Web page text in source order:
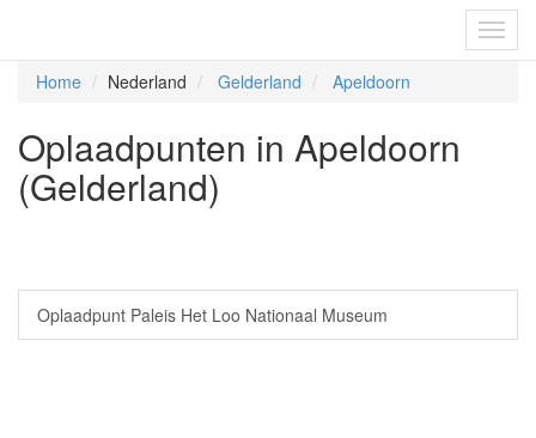
Home Nederland Gelderland Apeldoorn
Oplaadpunten in Apeldoorn
(Gelderland)
Oplaadpunt Paleis Het Loo Nationaal Museum